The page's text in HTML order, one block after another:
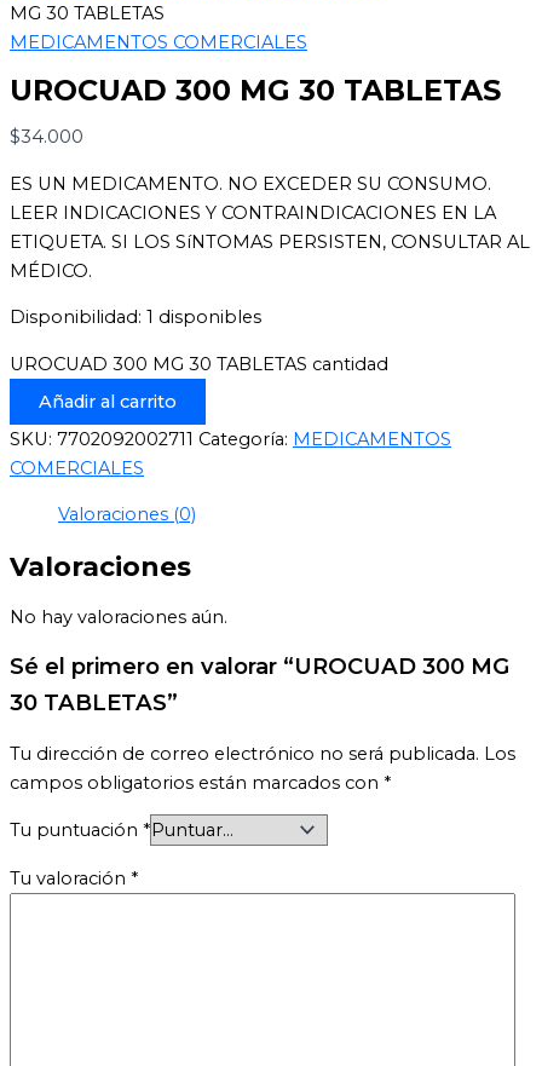
MG 30 TABLETAS
MEDICAMENTOS COMERCIALES
UROCUAD 300 MG 30 TABLETAS
$34.000
ES UN MEDICAMENTO. NO EXCEDER SU CONSUMO.
LEER INDICACIONES Y CONTRAINDICACIONES EN LA
ETIQUETA. SI LOS SíNTOMAS PERSISTEN, CONSULTAR AL
MÉDICO.
Disponibilidad: 1 disponibles
UROCUAD 300 MG 30 TABLETAS cantidad
Añadir al carrito
SKU: 7702092002711 Categoría: MEDICAMENTOS
COMERCIALES
Valoraciones (0)
Valoraciones
No hay valoraciones aún.
Sé el primero en valorar “UROCUAD 300 MG
30 TABLETAS”
Tu dirección de correo electrónico no será publicada. Los
campos obligatorios están marcados con *
Tu puntuación *
Tu valoración *